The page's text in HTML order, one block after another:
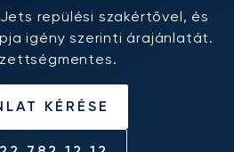
repülési szakértővel, és
igény szerinti árajánlatát.
KÉRÉSE